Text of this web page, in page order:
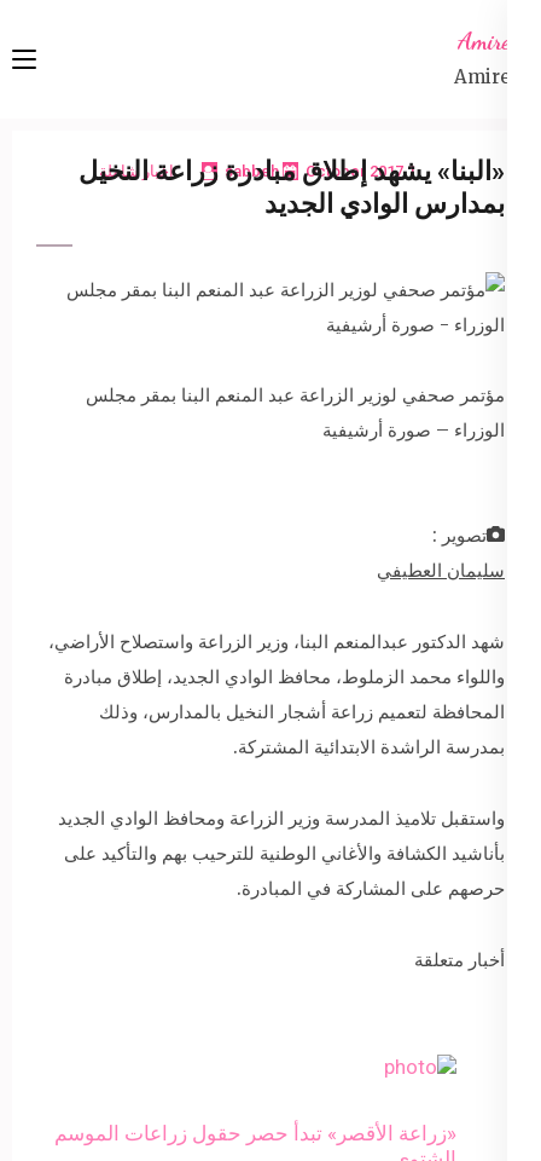
content
Enter)
Amireta
Amireta
1 October 2017
sabbeh اخبار شاملة
«البنا» يشهد إطلاق مبادرة زراعة النخيل
بمدارس الوادي الجديد
مؤتمر صحفي لوزير الزراعة عبد المنعم البنا بمقر مجلس
الوزراء – صورة أرشيفية
تصوير :
سليمان العطيفي
شهد الدكتور عبدالمنعم البنا، وزير الزراعة واستصلاح الأراضي،
واللواء محمد الزملوط، محافظ الوادي الجديد، إطلاق مبادرة
المحافظة لتعميم زراعة أشجار النخيل بالمدارس، وذلك
بمدرسة الراشدة الابتدائية المشتركة.
واستقبل تلاميذ المدرسة وزير الزراعة ومحافظ الوادي الجديد
بأناشيد الكشافة والأغاني الوطنية للترحيب بهم والتأكيد على
حرصهم على المشاركة في المبادرة.
أخبار متعلقة
«زراعة الأقصر» تبدأ حصر حقول زراعات الموسم